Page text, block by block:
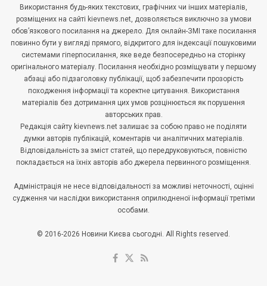
Використання будь-яких текстових, графічних чи інших матеріалів,
розміщених на сайті kievnews.net, дозволяється виключно за умови
обов’язкового посилання на джерело. Для онлайн-ЗМІ таке посилання
повинно бути у вигляді прямого, відкритого для індексації пошуковими
системами гіперпосилання, яке веде безпосередньо на сторінку
оригінального матеріалу. Посилання необхідно розміщувати у першому
абзаці або підзаголовку публікації, щоб забезпечити прозорість
походження інформації та коректне цитування. Використання
матеріалів без дотримання цих умов розцінюється як порушення
авторських прав.
Редакція сайту kievnews.net залишає за собою право не поділяти
думки авторів публікацій, коментарів чи аналітичних матеріалів.
Відповідальність за зміст статей, що передруковуються, повністю
покладається на їхніх авторів або джерела первинного розміщення.
Адміністрація не несе відповідальності за можливі неточності, оцінні
судження чи наслідки використання оприлюдненої інформації третіми
особами.
© 2016-2026 Новини Києва сьогодні. All Rights reserved.